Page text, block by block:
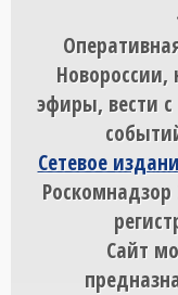
эфиры, вести с
Сетевое
Роскомнадзор
Сайт